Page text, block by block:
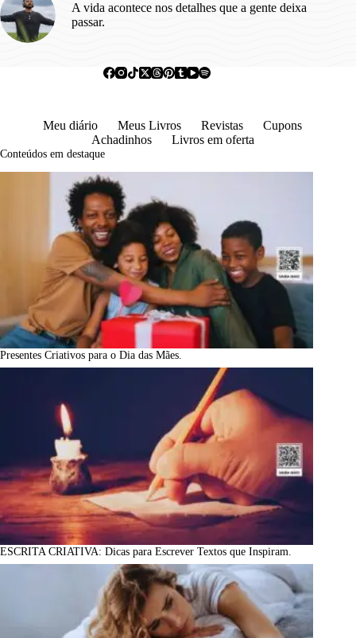
A vida acontece nos detalhes que a gente deixa
passar.
Meu diário Meus Livros Revistas
Cupons
Achadinhos
Livros em oferta
Conteúdos em destaque
Presentes Criativos para o Dia das Mães.
ESCRITA CRIATIVA: Dicas para Escrever Textos que Inspiram.